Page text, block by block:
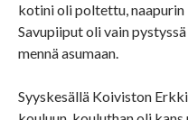
kotini oli poltettu,
Savupiiput oli vain
mennä asumaan.
Syyskesällä Koiviston